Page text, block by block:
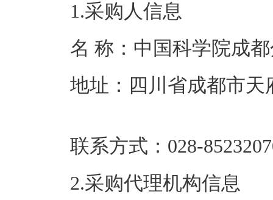
1.采购人信息
名 称：中国科
地址：四川省成都市天
联系方式：
2.采购代理机构信息